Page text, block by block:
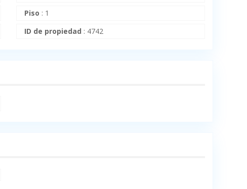
Piso : 1
ID de propiedad : 4742